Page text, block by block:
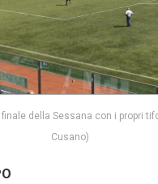
finale della Sessana con i propri
Cusano)